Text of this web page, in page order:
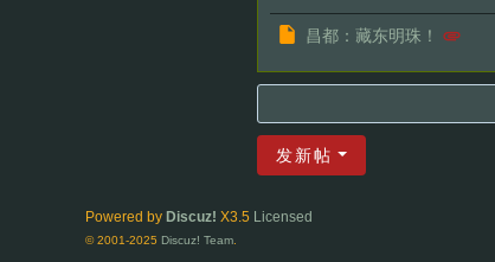
昌都：藏东明珠！
发新帖
Powered by Discuz! X3.5 Licensed
© 2001-2025 Discuz! Team